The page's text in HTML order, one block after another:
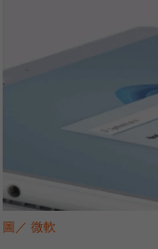
圖／ 微軟